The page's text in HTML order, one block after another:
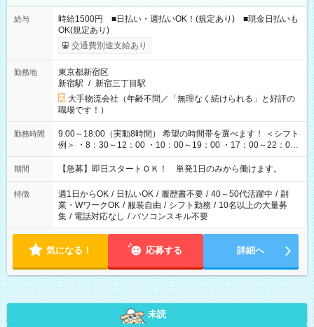
給与
時給1500円 ■日払い・週払いOK！(規定あり) ■現金日払いも
OK(規定あり)
交通費別途支給あり
勤務地
東京都新宿区
新宿駅 / 新宿三丁目駅
大手物流会社（年齢不問／「無理なく続けられる」と好評の
職場です！）
勤務時間
9:00～18:00（実動8時間） 希望の時間帯を選べます！ ＜シフト
例＞ ・8：30～12：00 ・10：00～19：00 ・17：00～22：00
・13：00～22：00 ・22：00～翌6：00 など
期間 【急募】即日スタートＯＫ！ 単発1日のみから働けます。
特徴 週1日からOK / 日払いOK / 履歴書不要 / 40～50代活躍中 / 副
業・WワークOK / 服装自由 / シフト勤務 / 10名以上の大量募
集 / 電話対応なし / パソコンスキル不要
気になる！ 応募する 詳細へ
未読